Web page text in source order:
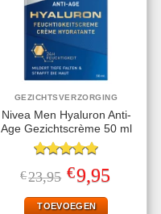
GEZICHTSVERZORGING
Nivea Men Hyaluron Anti-
Age Gezichtscrème 50 ml
Gewaardeerd
5.00uit 5
€23,95 Oorspronkelijke
prijs
was:
€23,95.
€9,95prijs
TOEVOEGEN